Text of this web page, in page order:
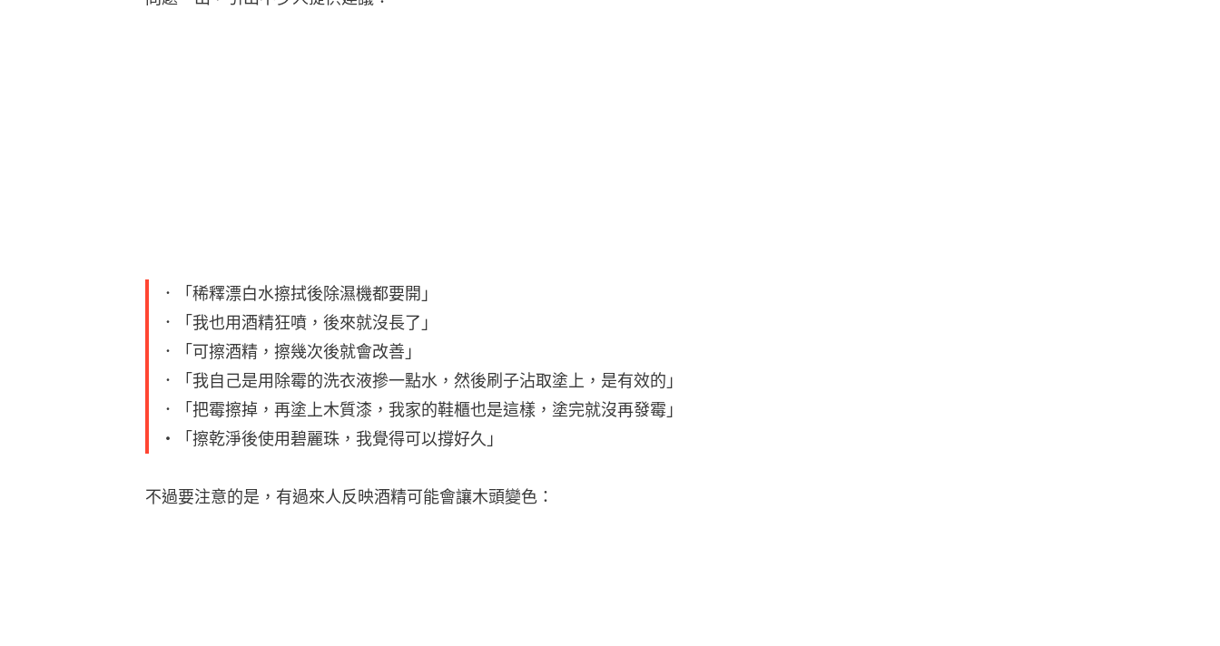
．「稀釋漂白水擦拭後除濕機都要開」
．「我也用酒精狂噴，後來就沒長了」
．「可擦酒精，擦幾次後就會改善」
．「我自己是用除霉的洗衣液摻一點水，然後刷子沾取塗上，是有效的」
．「把霉擦掉，再塗上木質漆，我家的鞋櫃也是這樣，塗完就沒再發霉」
・「擦乾淨後使用碧麗珠，我覺得可以撐好久」
不過要注意的是，有過來人反映酒精可能會讓木頭變色：